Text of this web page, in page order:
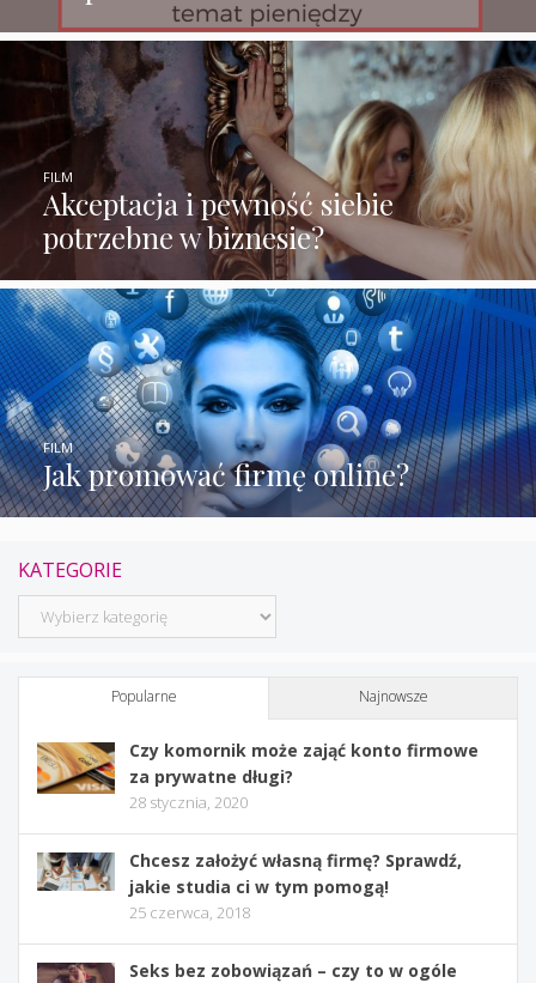
Akceptacja i pewność siebie
potrzebne w biznesie?
FILM
Jak promować firmę online?
FILM
KATEGORIE
Kategorie
Popularne Najnowsze
Czy komornik może zająć konto firmowe
za prywatne długi?
28 stycznia, 2020
Chcesz założyć własną firmę? Sprawdź,
jakie studia ci w tym pomogą!
25 czerwca, 2018
Seks bez zobowiązań – czy to w ogóle